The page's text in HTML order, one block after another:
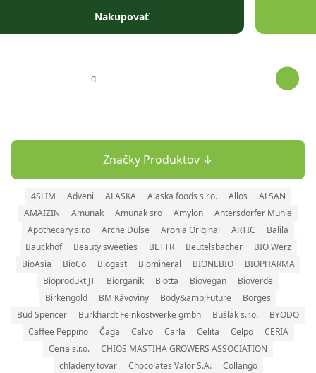
Nakupovať
Značky Produktov ↓
4SLIM Adveni ALASKA Alaska foods s.r.o. Allos
ALSAN
AMAIZIN
Amunak Amunak sro Amylon
Antersdorfer Muhle
Apothecary s.r.o
Arche Dulse Aronia Original ARTIC
Balila
Bauckhof
Beauty sweeties BETTR Beutelsbacher
BIO Werz
BioAsia
BioCo Biogast Biomineral BIONEBIO
BIOPHARMA
Bioprodukt JT
Biorganik Biotta Biovegan
Bioverde
Birkengold
BM Kávoviny Body&amp;Future
Borges
Bud Spencer
Burkhardt Feinkostwerke gmbh Búšlak s.r.o.
BYODO
Caffee Peppino
Čaga Calvo Carla Celita Celpo
CERIA
Ceria s.r.o.
CHIOS MASTIHA GROWERS ASSOCIATION
chladeny tovar
Chocolates Valor S.A.
Collango